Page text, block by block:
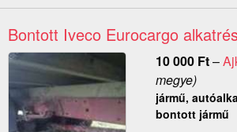
Bontott Iveco Eurocargo
10 000 Ft–
megye)
jármű,
bontott jármű